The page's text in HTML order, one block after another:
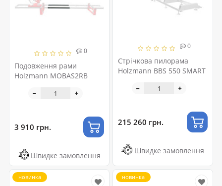
0
Подовження рами
Holzmann MOBAS2RB
3 910 грн.
Швидке замовлення
0
Стрічкова пилорама
Holzmann BBS 550 SMART
215 260 грн.
Швидке замовлення
новинка новинка